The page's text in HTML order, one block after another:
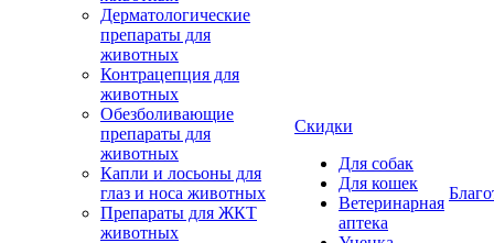
Дерматологические
препараты для
животных
Контрацепция для
животных
Обезболивающие
препараты для
животных
Капли и лосьоны для
глаз и носа животных
Препараты для ЖКТ
животных
Скидки
Для собак
Для кошек
Ветеринарная
аптека